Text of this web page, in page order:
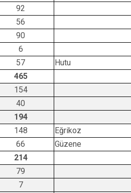
92
56
90
6
57
Hutu
465
154
40
194
148
Eğrikoz
66
Güzene
214
79
7